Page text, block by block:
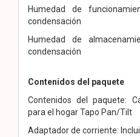
Humedad de
condensación
Humedad de
condensación
Contenidos del paquete
Contenidos del paquete:
para el hogar Tapo Pan/Tilt
Adaptador de corriente: